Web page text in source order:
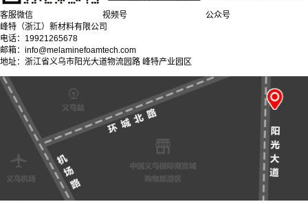
客服微信 视频号
公众号
峰特（浙江）新材料有限公司
电话：19921265678
邮箱：info@melaminefoamtech.com
地址：浙江省义乌市阳光大道物流园路 峰特产业园区